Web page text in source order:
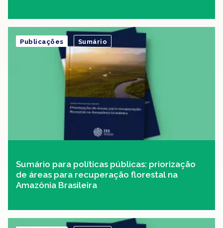
Sumário para políticas públicas: priorização
de áreas para recuperação florestal na
Amazônia Brasileira
Publicações Sumário